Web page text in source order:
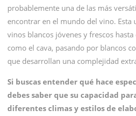
probablemente una de las más
encontrar en el mundo del vino. Esta
vinos blancos jóvenes y frescos
como el cava, pasando por blancos
que desarrollan una complejidad
Si buscas entender qué hace
debes saber que su capacidad
diferentes climas y estilos de